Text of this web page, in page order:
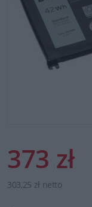
373 zł
303,25 zł netto